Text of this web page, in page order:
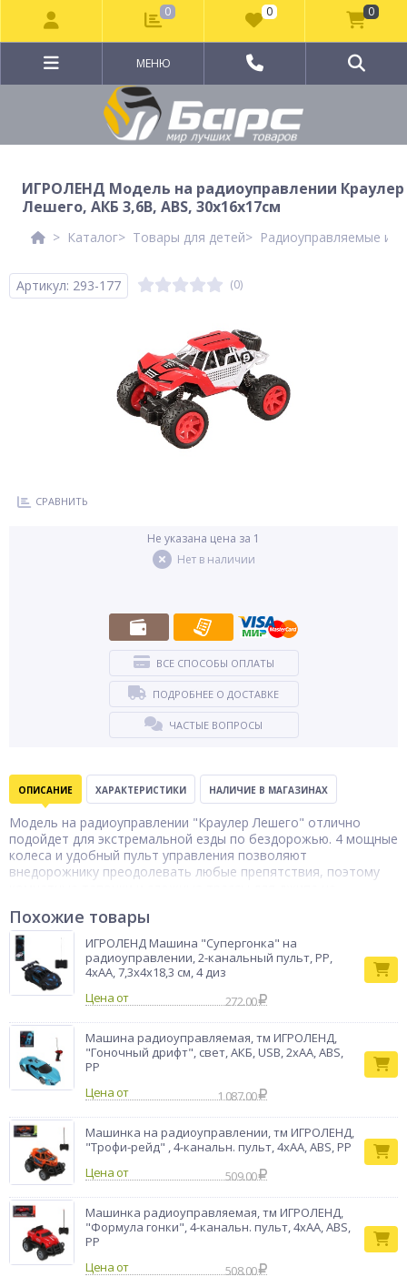
МЕНЮ
ИГРОЛЕНД Модель на радиоуправлении Краулер
Лешего, АКБ 3,6В, ABS, 30х16х17см
Каталог Товары для детей Радиоуправляемые
Артикул: 293-177 (0)
СРАВНИТЬ
Не указана цена за 1
Нет в наличии
ВСЕ СПОСОБЫ ОПЛАТЫ
ПОДРОБНЕЕ О ДОСТАВКЕ
ЧАСТЫЕ ВОПРОСЫ
ОПИСАНИЕ ХАРАКТЕРИСТИКИ НАЛИЧИЕ В МАГАЗИНАХ
Модель на радиоуправлении "Краулер Лешего" отлично
подойдет для экстремальной езды по бездорожью. 4 мощные
колеса и удобный пульт управления позволяют
внедорожнику преодолевать любые препятствия, поэтому
концентрировать внимание, развивать воображение, зрение
и наблюдательность. Корпус машины выполнен из
качественного пластика. Тип питания 3,6 В.
Машина на
ии
Бренд
ИГРОЛЕНД
Похожие товары
ИГРОЛЕНД Машина "Супергонка" на
радиоуправлении, 2-канальный пульт, PP,
4хАА, 7,3x4x18,3 см, 4 диз
Цена от
272.00
Машина радиоуправляемая, тм ИГРОЛЕНД,
"Гоночный дрифт", свет, АКБ, USB, 2хАА, ABS,
PP
Цена от
1 087.00
Машинка на радиоуправлении, тм ИГРОЛЕНД,
"Трофи-рейд" , 4-канальн. пульт, 4хАА, ABS, PP
Цена от
509.00
Машинка радиоуправляемая, тм ИГРОЛЕНД,
"Формула гонки", 4-канальн. пульт, 4хАА, ABS,
PP
Цена от
508.00
0 0 0